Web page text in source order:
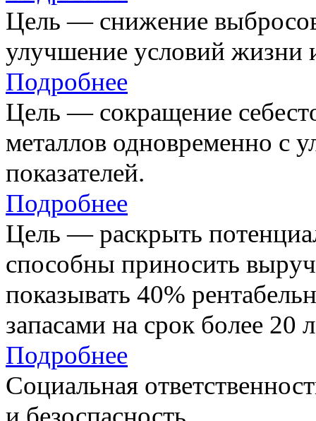
Цель — снижение
улучшение условий жизни
Подробнее
Цель — сокращение
металлов одновременно с
показателей.
Подробнее
Цель — раскрыть
способны приносить
показывать 40%
запасами на срок более 20
Подробнее
Социальная